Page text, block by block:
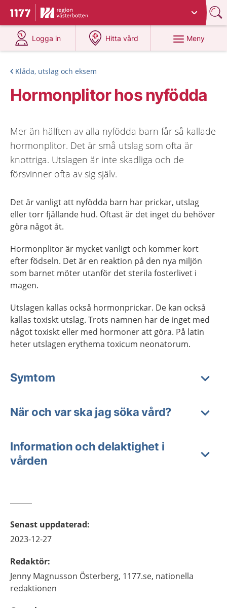
Till startsidan för 1177
Du har valt region
Logga in
på 1177.se
Hitta vård
på 1177.se
Meny
Klåda, utslag och eksem
Hormonplitor hos nyfödda
Mer än hälften av alla nyfödda barn får så kallade
hormonplitor. Det är små utslag som ofta är
knottriga. Utslagen är inte skadliga och de
försvinner ofta av sig själv.
Det är vanligt att nyfödda barn har prickar, utslag
eller torr fjällande hud. Oftast är det inget du behöver
göra något åt.
Hormonplitor är mycket vanligt och kommer kort
efter födseln. Det är en reaktion på den nya miljön
som barnet möter utanför det sterila fosterlivet i
magen.
Utslagen kallas också hormonprickar. De kan också
kallas toxiskt utslag. Trots namnen har de inget med
något toxiskt eller med hormoner att göra. På latin
heter utslagen erythema toxicum neonatorum.
Symtom
När och var ska jag söka vård?
Information och delaktighet i
vården
Senast uppdaterad:
2023-12-27
Redaktör:
Jenny Magnusson Österberg, 1177.se, nationella
redaktionen